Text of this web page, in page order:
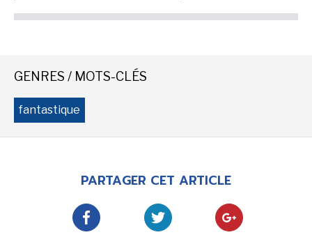
GENRES / MOTS-CLÉS
fantastique
PARTAGER CET ARTICLE